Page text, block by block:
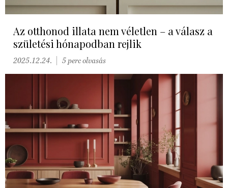
Az otthonod illata nem véletlen – a válasz a
születési hónapodban rejlik
2025.12.24. 5 perc olvasás